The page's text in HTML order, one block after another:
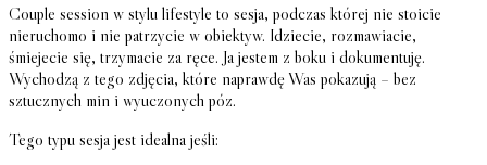
Couple session w stylu lifestyle to sesja, podczas której nie stoicie
nieruchomo i nie patrzycie w obiektyw. Idziecie, rozmawiacie,
śmiejecie się, trzymacie za ręce. Ja jestem z boku i dokumentuję.
Wychodzą z tego zdjęcia, które naprawdę Was pokazują – bez
sztucznych min i wyuczonych póz.
Tego typu sesja jest idealna jeśli: